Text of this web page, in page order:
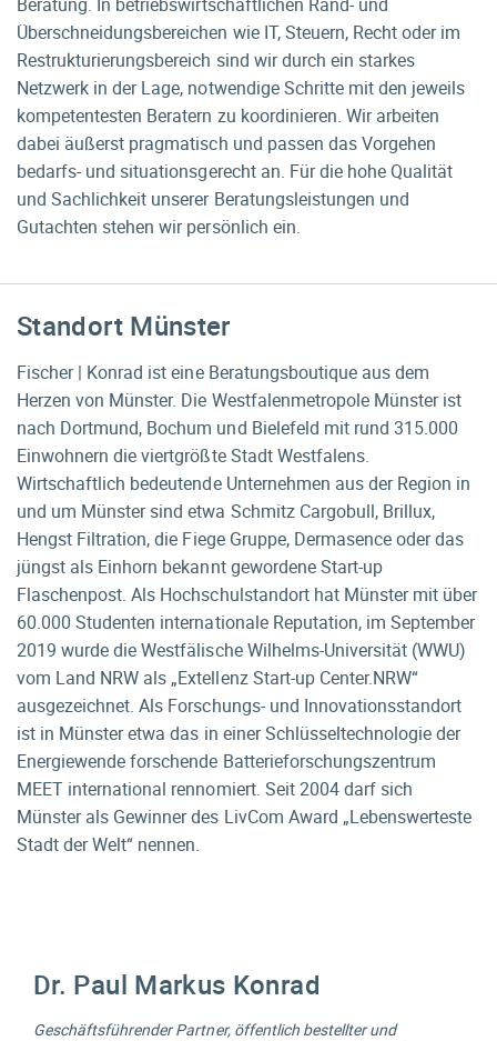
Überschneidungs­bereichen wie IT, Steuern, Recht oder im
Restrukturierungs­bereich sind wir durch ein starkes
Netzwerk in der Lage, notwendige Schritte mit den jeweils
kompetentesten Beratern zu koordinieren. Wir arbeiten
dabei äußerst pragmatisch und passen das Vorgehen
bedarfs- und situationsgerecht an. Für die hohe Qualität
und Sachlichkeit unserer Beratungs­leistungen und
Gutachten stehen wir persönlich ein.
Standort Münster
Fischer | Konrad ist eine Beratungs­boutique aus dem
Herzen von Münster. Die Westfalenmetropole Münster ist
nach Dortmund, Bochum und Bielefeld mit rund 315.000
Einwohnern die viertgrößte Stadt Westfalens.
Wirtschaftlich bedeutende Unternehmen aus der Region in
und um Münster sind etwa Schmitz Cargobull, Brillux,
Hengst Filtration, die Fiege Gruppe, Dermasence oder das
jüngst als Einhorn bekannt gewordene Start-up
Flaschenpost. Als Hochschulstandort hat Münster mit über
60.000 Studenten internationale Reputation, im September
2019 wurde die Westfälische Wilhelms-Universität (WWU)
vom Land NRW als „Extellenz Start-up Center.NRW“
ausgezeichnet. Als Forschungs- und Innovationsstandort
ist in Münster etwa das in einer Schlüsseltechnologie der
Energiewende forschende Batterieforschungszentrum
MEET international rennomiert. Seit 2004 darf sich
Münster als Gewinner des LivCom Award „Lebenswerteste
Stadt der Welt“ nennen.
Dr. Paul Markus Konrad
Geschäftsführender Partner, öffentlich bestellter und